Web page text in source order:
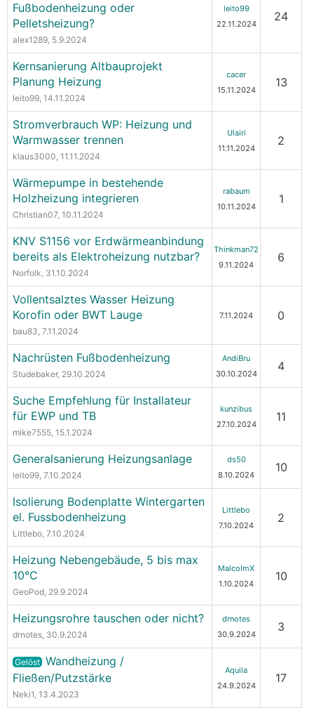
Fußbodenheizung oder
Pelletsheizung?
alex1289, 5.9.2024
leito99
22.11.2024
24
Kernsanierung Altbauprojekt
Planung Heizung
leito99, 14.11.2024
cacer
15.11.2024
13
Stromverbrauch WP: Heizung und
Warmwasser trennen
klaus3000, 11.11.2024
Ulairi
11.11.2024
2
Wärmepumpe in bestehende
Holzheizung integrieren
Christian07, 10.11.2024
rabaum
10.11.2024
1
KNV S1156 vor Erdwärmeanbindung
bereits als Elektroheizung nutzbar?
Norfolk, 31.10.2024
Thinkman72
9.11.2024
6
Vollentsalztes Wasser Heizung
Korofin oder BWT Lauge
bau83, 7.11.2024
7.11.2024 0
Nachrüsten Fußbodenheizung
Studebaker, 29.10.2024
AndiBru
30.10.2024
4
Suche Empfehlung für Installateur
für EWP und TB
mike7555, 15.1.2024
kunzibus
27.10.2024
11
Generalsanierung Heizungsanlage
leito99, 7.10.2024
ds50
8.10.2024
10
Isolierung Bodenplatte Wintergarten
el. Fussbodenheizung
Littlebo, 7.10.2024
Littlebo
7.10.2024
2
Heizung Nebengebäude, 5 bis max
10°C
GeoPod, 29.9.2024
MalcolmX
1.10.2024
10
Heizungsrohre tauschen oder nicht?
drnotes, 30.9.2024
drnotes
30.9.2024
3
Gelöst Wandheizung /
Fließen/Putzstärke
Neki1, 13.4.2023
Aquila
24.9.2024
17